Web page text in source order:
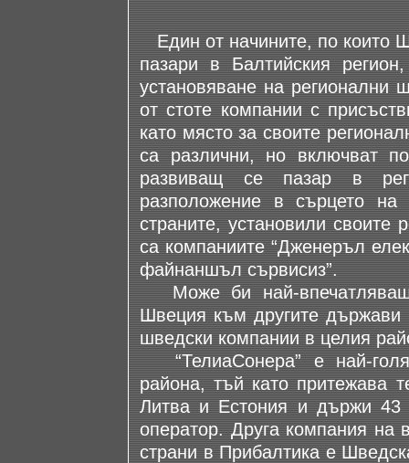
Един от начините, по които
пазари в Балтийския
установяване на регионални
от стоте компании с
като място за своите
са различни, но включват
развиващ се пазар в
разположение в сърцето
страните, установили своите
са компаниите “Дженеръл
файнаншъл сървисиз”.
Може би най-
Швеция към другите държави
шведски компании в целия
“ТелиаСонера” е най-
района, тъй като притежава
Литва и Естония и държи 43
оператор. Друга компания на
страни в Прибалтика е